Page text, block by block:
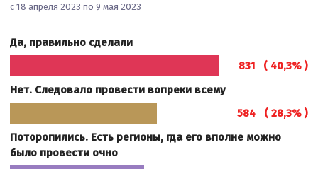
с 18 апреля 2023 по 9 мая 2023
Да, правильно сделали
831 ( 40,3% )
Нет. Следовало провести вопреки всему
584 ( 28,3% )
Поторопились. Есть регионы, гда его вполне можно
было провести очно